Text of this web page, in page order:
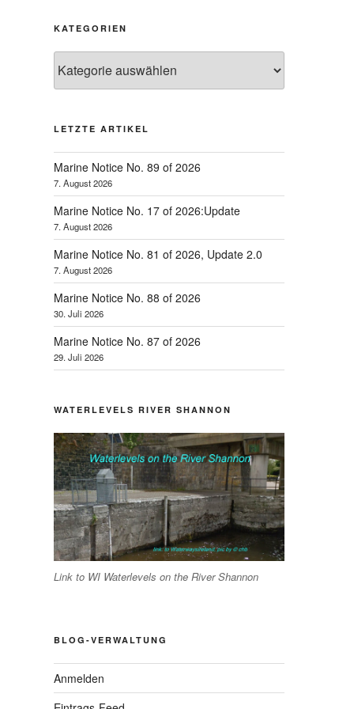
KATEGORIEN
LETZTE ARTIKEL
Marine Notice No. 89 of 2026
7. August 2026
Marine Notice No. 17 of 2026:Update
7. August 2026
Marine Notice No. 81 of 2026, Update 2.0
7. August 2026
Marine Notice No. 88 of 2026
30. Juli 2026
Marine Notice No. 87 of 2026
29. Juli 2026
WATERLEVELS RIVER SHANNON
Link to WI Waterlevels on the River Shannon
BLOG-VERWALTUNG
Anmelden